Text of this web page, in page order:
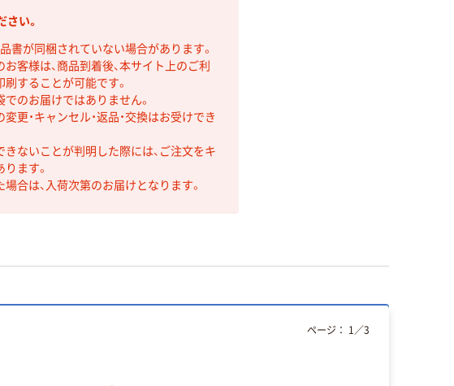
い。
書が同梱されていない場合があります。
客様は、商品到着後、本サイト上のご利
することが可能です。
のお届けではありません。
更・キャンセル・返品・交換はお受けでき
ないことが判明した際には、ご注文をキ
ます。
合は、入荷次第のお届けとなります。
ページ： 1 ／3